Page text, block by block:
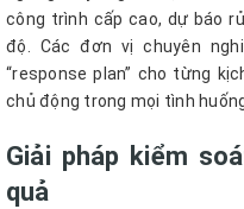
công trình cấp cao, dự báo
độ. Các đơn vị chuyên
“response plan” cho từng
chủ động trong mọi tình
Giải pháp kiểm
quả